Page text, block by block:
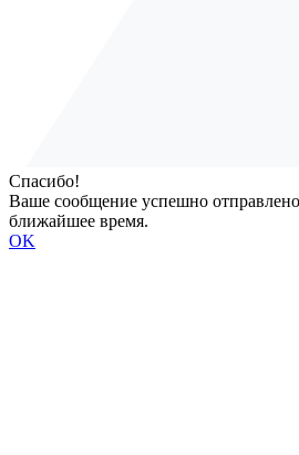
Спасибо!
Ваше сообщение успешно
ближайшее время.
OK